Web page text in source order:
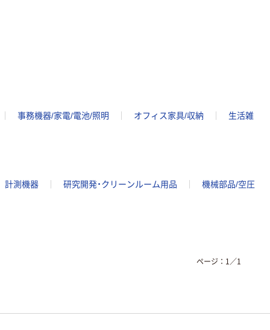
事務機器/家電/電池/照明 オフィス家具/収納
生活雑
計測機器 研究開発・クリーンルーム用品
機械部品/空圧
ページ： 1 ／1